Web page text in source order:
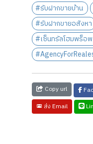
#รับฝากขายบ้าน
#รับฝากขายอสังหา
#เซ็นทรัลโฮมพร็อ
Copy url
ส่ง Email